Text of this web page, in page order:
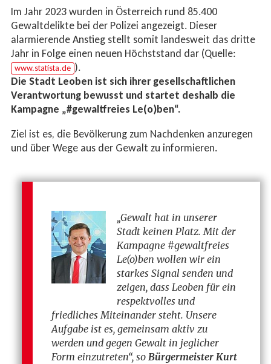
Im Jahr 2023 wurden in Österreich rund 85.400
Gewaltdelikte bei der Polizei angezeigt. Dieser
alarmierende Anstieg stellt somit landesweit das dritte
Jahr in Folge einen neuen Höchststand dar (Quelle:
www.statista.de ).
Die Stadt Leoben ist sich ihrer gesellschaftlichen
Verantwortung bewusst und startet deshalb die
Kampagne „#gewaltfreies Le(o)ben“.
Ziel ist es, die Bevölkerung zum Nachdenken anzuregen
und über Wege aus der Gewalt zu informieren.
„Gewalt hat in unserer
Stadt keinen Platz. Mit der
Kampagne #gewaltfreies
Le(o)ben wollen wir ein
starkes Signal senden und
zeigen, dass Leoben für ein
respektvolles und
friedliches Miteinander steht. Unsere
Aufgabe ist es, gemeinsam aktiv zu
werden und gegen Gewalt in jeglicher
Form einzutreten“, soBürgermeister Kurt